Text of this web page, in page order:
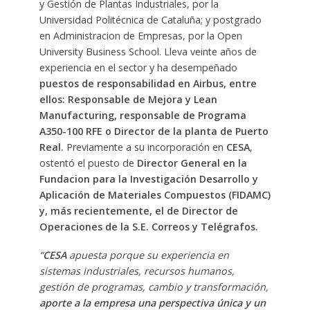
y Gestión de Plantas Industriales, por la
Universidad Politécnica de Cataluña; y postgrado
en Administracion de Empresas, por la Open
University Business School. Lleva veinte años de
experiencia en el sector y ha desempeñado
puestos de responsabilidad en Airbus, entre
ellos: Responsable de Mejora y Lean
Manufacturing, responsable de Programa
A350-100 RFE o Director de la planta de Puerto
Real. Previamente a su incorporación en CESA,
ostentó el puesto de Director General en la
Fundacion para la Investigación Desarrollo y
Aplicación de Materiales Compuestos (FIDAMC)
y, más recientemente, el de Director de
Operaciones de la S.E. Correos y Telégrafos.
“CESA apuesta porque su experiencia en
sistemas industriales, recursos humanos,
gestión de programas, cambio y transformación,
aporte a la empresa una perspectiva única y un